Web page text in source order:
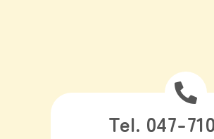
Tel. 047-